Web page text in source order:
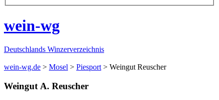
wein-wg
Deutschlands Winzerverzeichnis
wein-wg.de > Mosel > Piesport > Weingut Reuscher
Weingut A. Reuscher